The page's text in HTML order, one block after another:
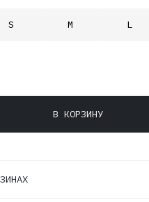
S M L
В КОРЗИНУ